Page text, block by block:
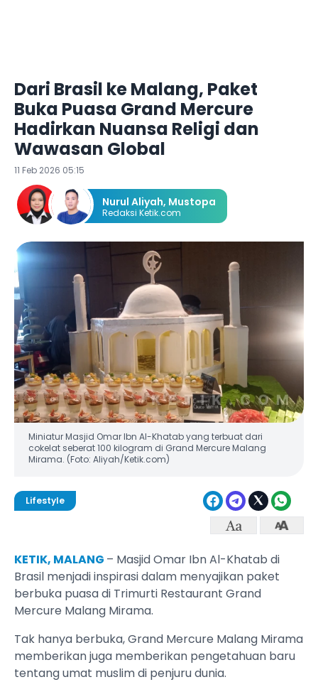
Dari Brasil ke Malang, Paket
Buka Puasa Grand Mercure
Hadirkan Nuansa Religi dan
Wawasan Global
11 Feb 2026 05:15
Nurul Aliyah, Mustopa
Redaksi Ketik.com
Miniatur Masjid Omar Ibn Al-Khatab yang terbuat dari
cokelat seberat 100 kilogram di Grand Mercure Malang
Mirama. (Foto: Aliyah/Ketik.com)
Lifestyle
KETIK, MALANG – Masjid Omar Ibn Al-Khatab di
Brasil menjadi inspirasi dalam menyajikan paket
berbuka puasa di Trimurti Restaurant Grand
Mercure Malang Mirama.
Tak hanya berbuka, Grand Mercure Malang Mirama
memberikan juga memberikan pengetahuan baru
tentang umat muslim di penjuru dunia.